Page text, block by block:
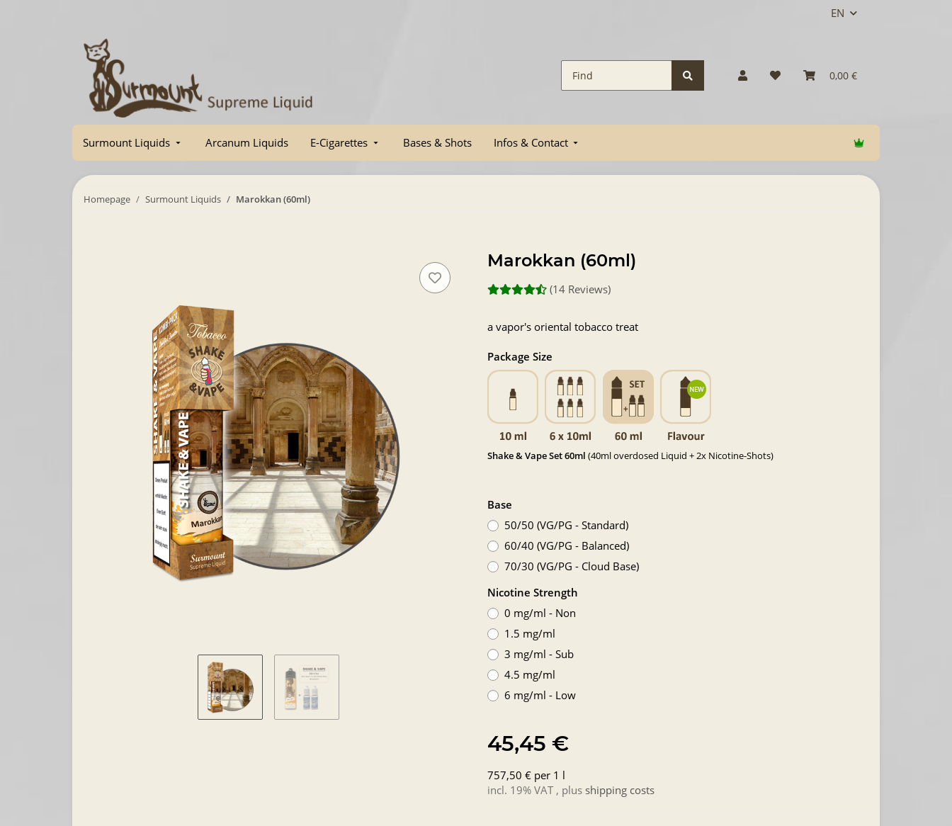
EN
0,00 €
Surmount Liquids Arcanum Liquids E-Cigarettes Bases & Shots Infos & Contact
Homepage Surmount Liquids Marokkan (60ml)
Marokkan (60ml)
(14 Reviews)
a vapor's oriental tobacco treat
Package Size
Shake & Vape Set 60ml (40ml overdosed Liquid + 2x Nicotine-Shots)
Base
50/50 (VG/PG - Standard)
60/40 (VG/PG - Balanced)
70/30 (VG/PG - Cloud Base)
Nicotine Strength
0 mg/ml - Non
1.5 mg/ml
3 mg/ml - Sub
4.5 mg/ml
6 mg/ml - Low
45,45 €
757,50 € per 1 l
incl. 19% VAT , plus shipping costs